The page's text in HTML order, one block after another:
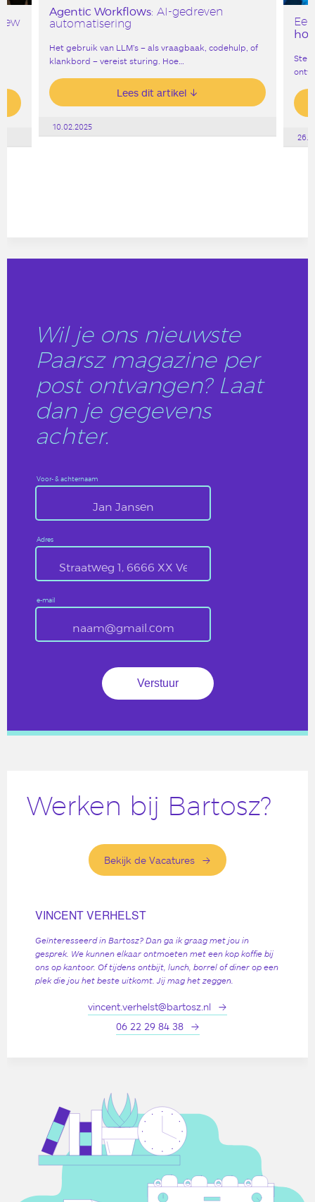
Agentic Workflows: AI-gedreven
automatisering
Het gebruik van LLM’s – als vraagbaak, codehulp, of
klankbord – vereist sturing. Hoe…
Lees dit artikel
10.02.2025
Stel
Wil je ons nieuwste
Paarsz magazine per
post ontvangen? Laat
dan je gegevens
achter.
Voor- & achternaam
Adres
e-mail
Werken bij Bartosz?
Bekijk de Vacatures
VINCENT VERHELST
Geïnteresseerd in Bartosz? Dan ga ik graag met jou in
gesprek. We kunnen elkaar ontmoeten met een kop koffie bij
ons op kantoor. Of tijdens ontbijt, lunch, borrel of diner op een
plek die jou het beste uitkomt. Jij mag het zeggen.
vincent.verhelst@bartosz.nl
06 22 29 84 38